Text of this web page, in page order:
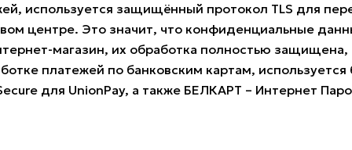
используется защищённый протокол TLS для
центре. Это значит, что конфиденциальные
магазин, их обработка полностью
платежей по банковским картам, используется
для UnionPay, а также БЕЛКАРТ – Интернет